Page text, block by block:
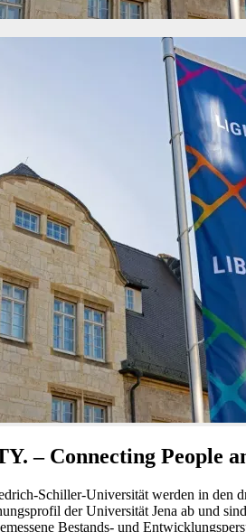
– Connecting People
Schiller-Universität werden in
der Universität Jena ab und
Bestands- und